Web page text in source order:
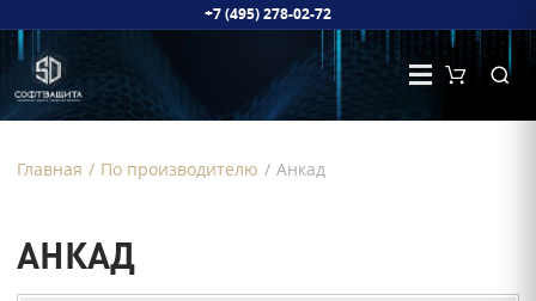
+7 (495) 278-02-72
Главная / По производителю / Анкад
АНКАД